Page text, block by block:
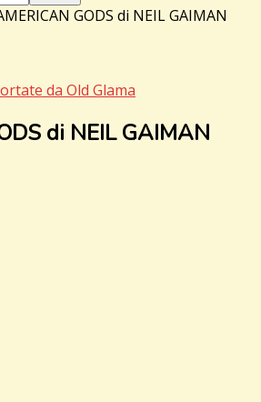
GODS di NEIL GAIMAN
da Old Glama
di NEIL GAIMAN